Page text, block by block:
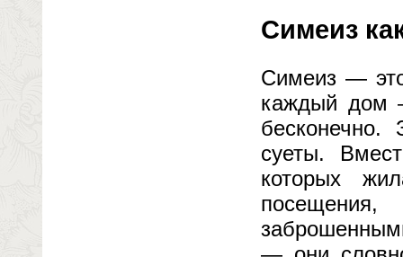
Симеиз
Симеиз —
каждый дом
суеты.
которых